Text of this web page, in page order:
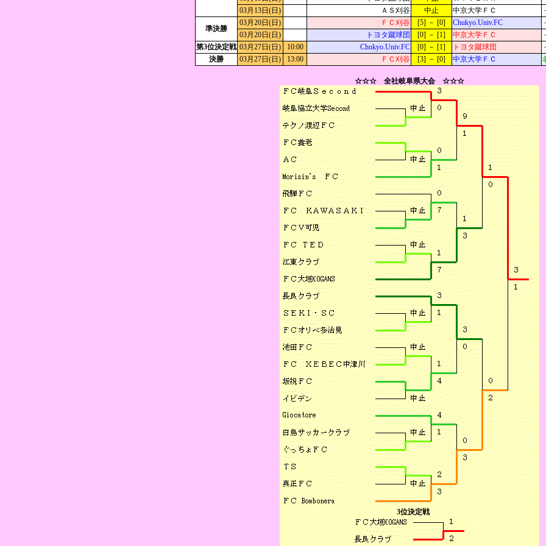
03月13日(日)
ＡＳ刈谷 中止 中京大学ＦＣ
準決勝
03月20日(日) ＦＣ刈谷 [5] － [0] Chukyo.Univ.FC
03月20日(日)
トヨタ蹴球団 [0] － [1] 中京大学ＦＣ
第3位決定戦 03月27日(日) 10:00 Chukyo.Univ.FC [0] － [1] トヨタ蹴球団
決勝
03月27日(日) 13:00 ＦＣ刈谷 [3] － [0] 中京大学ＦＣ
☆☆☆ 全社岐阜県大会 ☆☆☆
3位決定戦